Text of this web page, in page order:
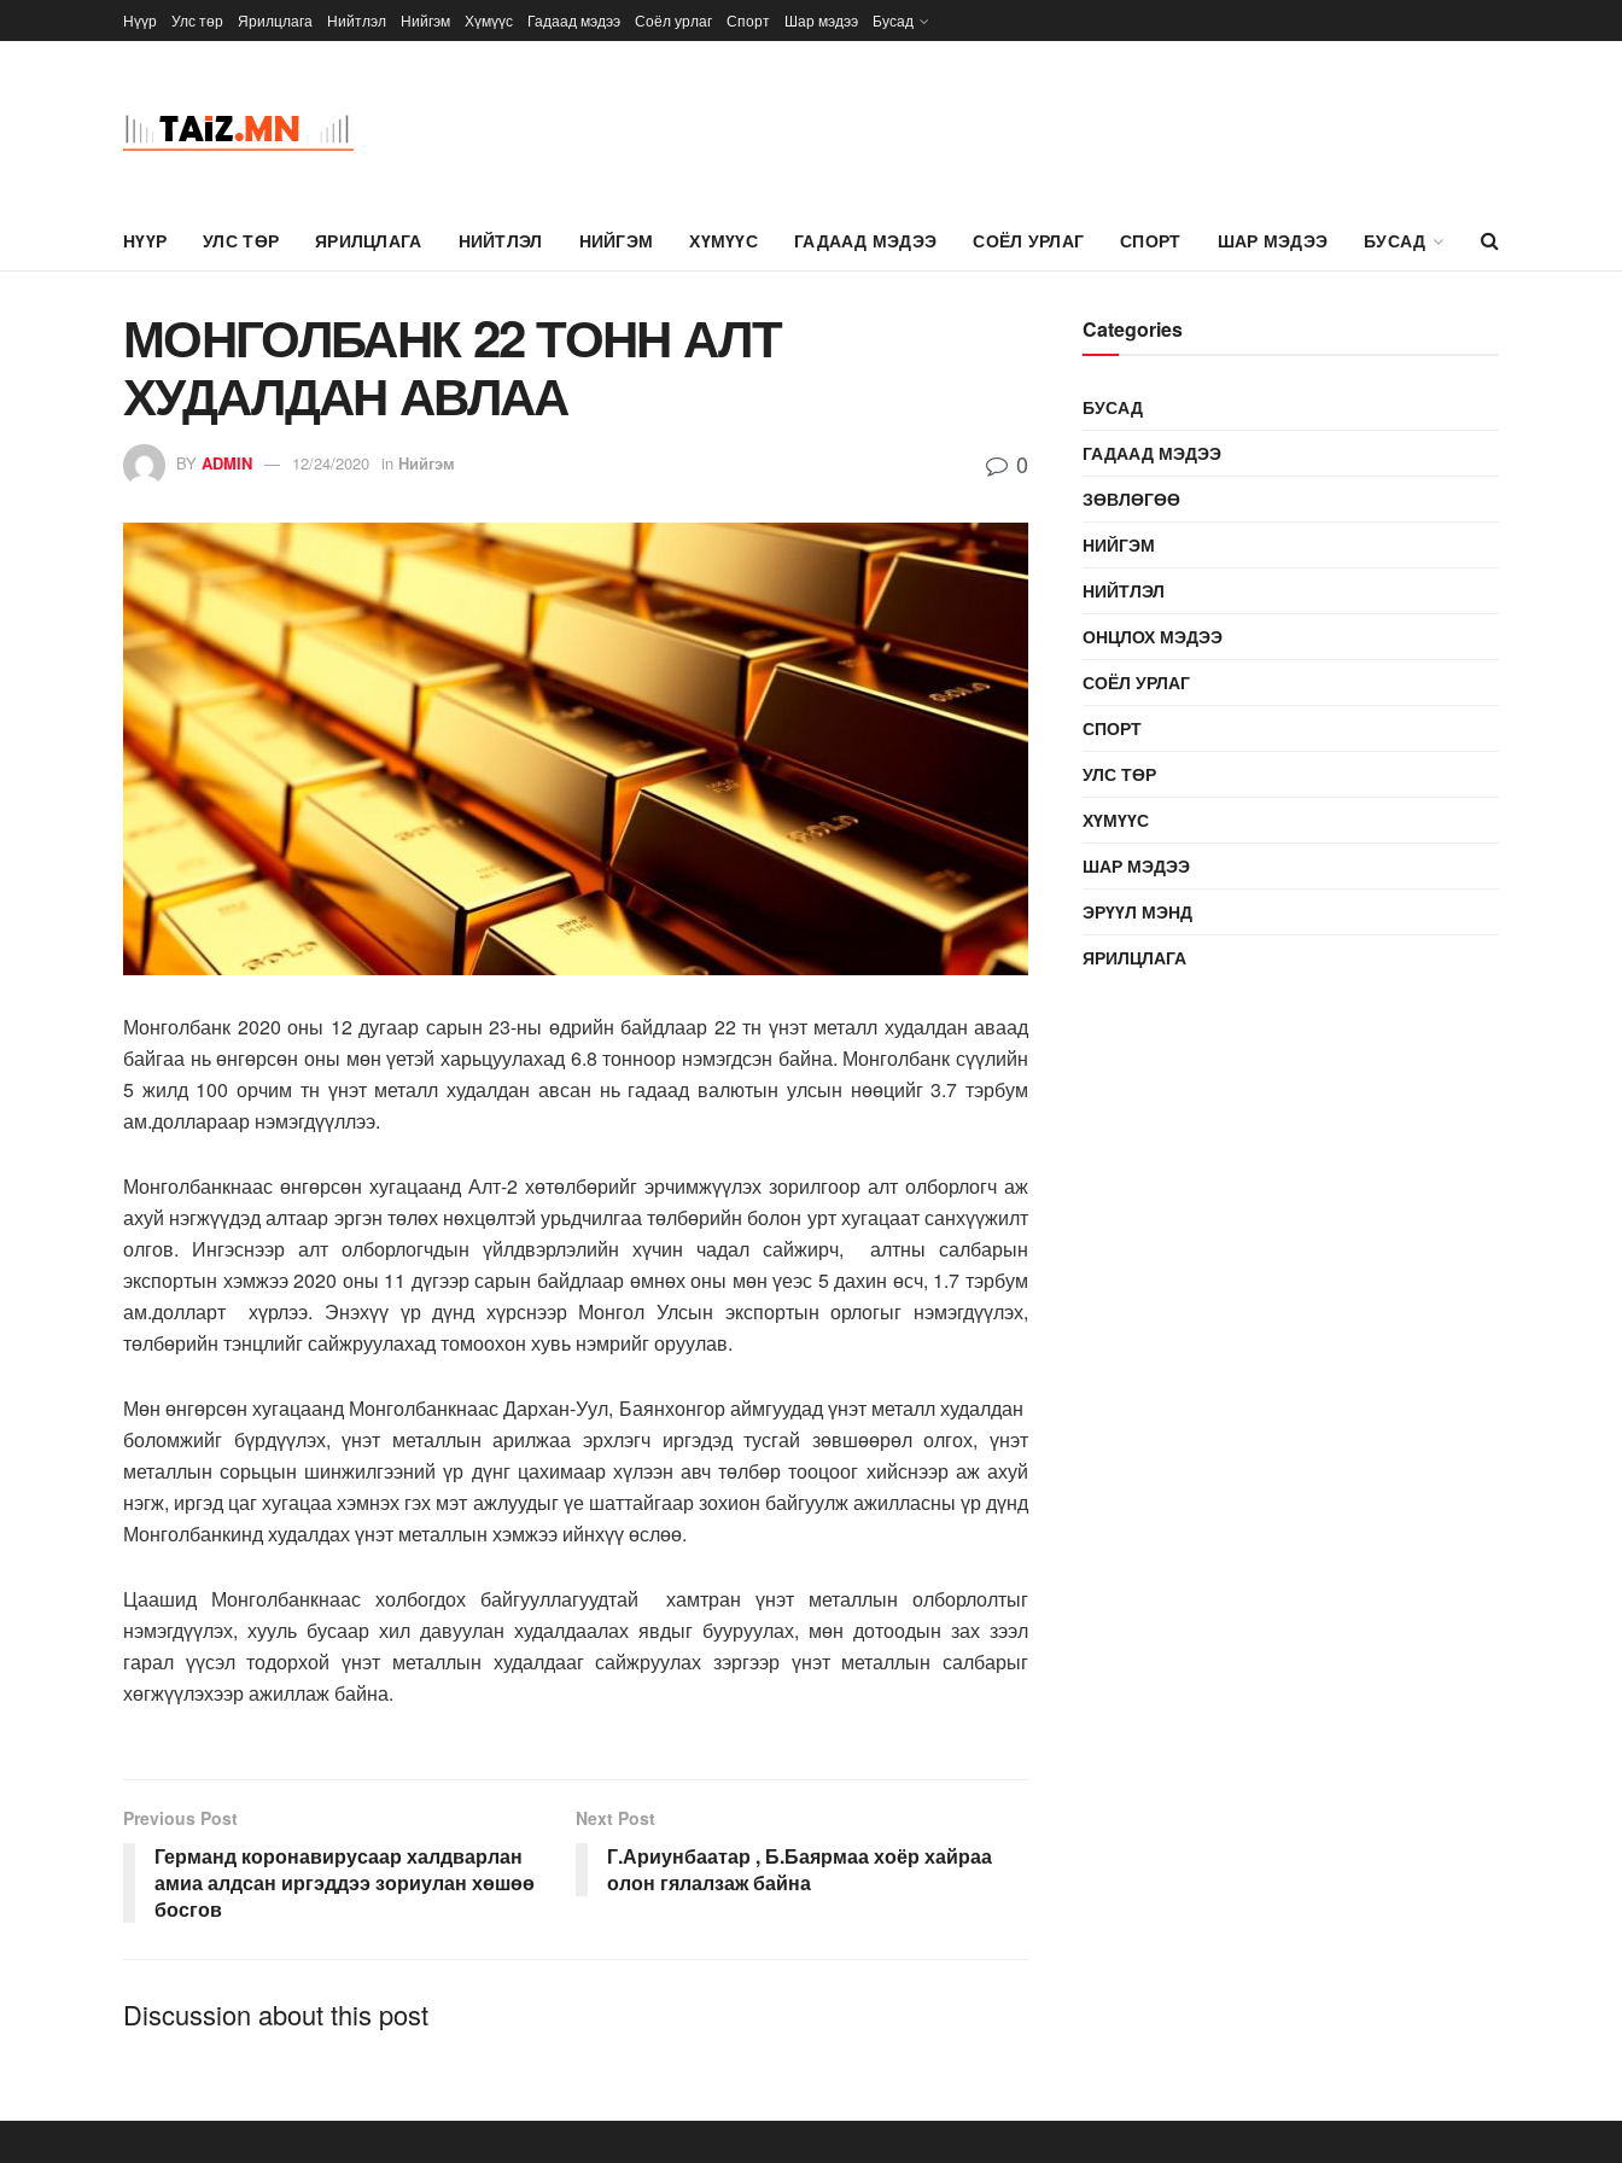
Нүүр Улс төр Ярилцлага Нийтлэл Нийгэм Хүмүүс Гадаад мэдээ Соёл урлаг Спорт Шар мэдээ Бусад
НҮҮР УЛС ТӨР ЯРИЛЦЛАГА НИЙТЛЭЛ НИЙГЭМ ХҮМҮҮС ГАДААД МЭДЭЭ СОЁЛ УРЛАГ СПОРТ ШАР МЭДЭЭ БУСАД
МОНГОЛБАНК 22 ТОНН АЛТ
ХУДАЛДАН АВЛАА
BY ADMIN 12/24/2020 in Нийгэм 0
Монголбанк 2020 оны 12 дугаар сарын 23-ны өдрийн байдлаар 22 тн үнэт металл худалдан аваад
байгаа нь өнгөрсөн оны мөн үетэй харьцуулахад 6.8 тонноор нэмэгдсэн байна. Монголбанк сүүлийн
5 жилд 100 орчим тн үнэт металл худалдан авсан нь гадаад валютын улсын нөөцийг 3.7 тэрбум
ам.доллараар нэмэгдүүллээ.
Монголбанкнаас өнгөрсөн хугацаанд Алт-2 хөтөлбөрийг эрчимжүүлэх зорилгоор алт олборлогч аж
ахуй нэгжүүдэд алтаар эргэн төлөх нөхцөлтэй урьдчилгаа төлбөрийн болон урт хугацаат санхүүжилт
олгов. Ингэснээр алт олборлогчдын үйлдвэрлэлийн хүчин чадал сайжирч, алтны салбарын
экспортын хэмжээ 2020 оны 11 дүгээр сарын байдлаар өмнөх оны мөн үеэс 5 дахин өсч, 1.7 тэрбум
ам.долларт хүрлээ. Энэхүү үр дүнд хүрснээр Монгол Улсын экспортын орлогыг нэмэгдүүлэх,
төлбөрийн тэнцлийг сайжруулахад томоохон хувь нэмрийг оруулав.
Мөн өнгөрсөн хугацаанд Монголбанкнаас Дархан-Уул, Баянхонгор аймгуудад үнэт металл худалдан
боломжийг бүрдүүлэх, үнэт металлын арилжаа эрхлэгч иргэдэд тусгай зөвшөөрөл олгох, үнэт
металлын сорьцын шинжилгээний үр дүнг цахимаар хүлээн авч төлбөр тооцоог хийснээр аж ахуй
нэгж, иргэд цаг хугацаа хэмнэх гэх мэт ажлуудыг үе шаттайгаар зохион байгуулж ажилласны үр дүнд
Монголбанкинд худалдах үнэт металлын хэмжээ ийнхүү өслөө.
Цаашид Монголбанкнаас холбогдох байгууллагуудтай хамтран үнэт металлын олборлолтыг
нэмэгдүүлэх, хууль бусаар хил давуулан худалдаалах явдыг бууруулах, мөн дотоодын зах зээл
гарал үүсэл тодорхой үнэт металлын худалдааг сайжруулах зэргээр үнэт металлын салбарыг
хөгжүүлэхээр ажиллаж байна.
Previous Post
Германд коронавирусаар халдварлан
амиа алдсан иргэддээ зориулан хөшөө
босгов
Next Post
Г.Ариунбаатар , Б.Баярмаа хоёр хайраа
олон гялалзаж байна
Discussion about this post
Categories
БУСАД
ГАДААД МЭДЭЭ
ЗӨВЛӨГӨӨ
НИЙГЭМ
НИЙТЛЭЛ
ОНЦЛОХ МЭДЭЭ
СОЁЛ УРЛАГ
СПОРТ
УЛС ТӨР
ХҮМҮҮС
ШАР МЭДЭЭ
ЭРҮҮЛ МЭНД
ЯРИЛЦЛАГА